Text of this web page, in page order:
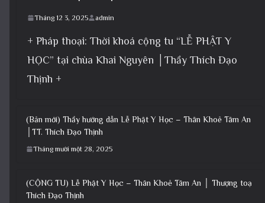
Tháng 12 3, 2025 admin
+ Pháp thoại: Thời khoá cộng tu “LỄ PHẬT Y
HỌC” tại chùa Khai Nguyên │Thầy Thích Đạo
Thịnh +
(Bản mới) Thầy hướng dẫn Lễ Phật Y Học – Thân Khoẻ Tâm An
│TT. Thích Đạo Thịnh
Tháng mười một 28, 2025
(CỘNG TU) Lễ Phật Y Học – Thân Khoẻ Tâm An │ Thượng toạ
Thích Đạo Thịnh